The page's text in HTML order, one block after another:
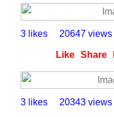
3 likes 20647 views
Like Share
3 likes 20343 views